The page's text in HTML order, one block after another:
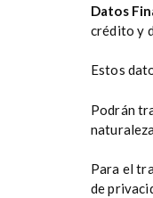
Datos
crédito y
Estos
Podrán
Para el
de